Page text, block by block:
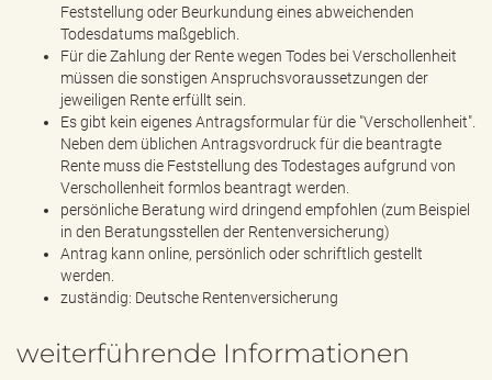
Feststellung oder Beurkundung eines abweichenden
Todesdatums maßgeblich.
Für die Zahlung der Rente wegen Todes bei Verschollenheit
müssen die sonstigen Anspruchsvoraussetzungen der
jeweiligen Rente erfüllt sein.
Es gibt kein eigenes Antragsformular für die "Verschollenheit".
Neben dem üblichen Antragsvordruck für die beantragte
Rente muss die Feststellung des Todestages aufgrund von
Verschollenheit formlos beantragt werden.
persönliche Beratung wird dringend empfohlen (zum Beispiel
in den Beratungsstellen der Rentenversicherung)
Antrag kann online, persönlich oder schriftlich gestellt
werden.
zuständig: Deutsche Rentenversicherung
weiterführende Informationen